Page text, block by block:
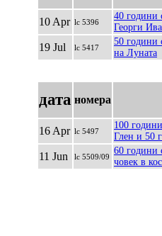
10 Apr lc 5396
40 години
Георги
19 Jul lc 5417
50 години
на Луната
дата номера
16 Apr lc 5497
100
Глен и 50
11 Jun lc 5509/09
60 години
човек в